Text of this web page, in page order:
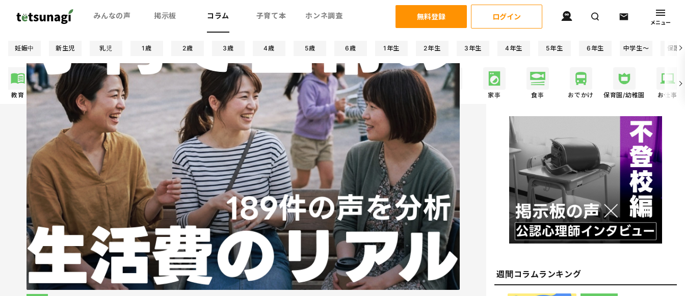
みんなの声 掲示板 コラム 子育て本 ホンネ調査 無料登録 ログイン
メニュー
妊娠中 新生児 乳児 1歳 2歳 3歳 4歳 5歳 6歳 1年生 2年生 3年生 4年生 5年生 6年生 中学生〜 保護
教育 夫婦関係 お金 親子関係 発達/発育 防災 遊び/学び 人間関係 習い事 家事 食事 おでかけ 保育園/幼稚園 お仕事
週間コラムランキング